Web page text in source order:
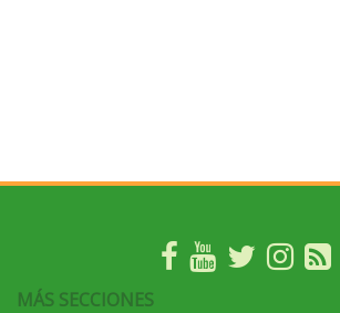
MÁS SECCIONES